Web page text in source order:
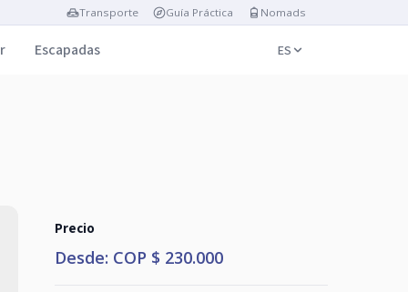
Transporte Guía Práctica Nomads
Escapadas ES
Precio
Desde: COP $ 230.000